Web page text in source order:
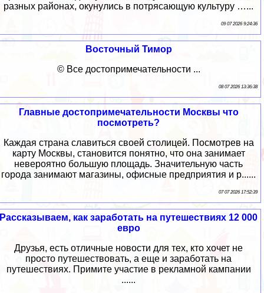
разных районах, окунулись в потрясающую культуру …...
09 07 2026 9:24:36
Восточный Тимор
© Все достопримечательности ...
08 07 2026 13:36:38
Главные достопримечательности Москвы что
посмотреть?
Каждая страна славиться своей столицей. Посмотрев на
карту Москвы, становится понятно, что она занимает
невероятно большую площадь. Значительную часть
города занимают магазины, офисные предприятия и р......
07 07 2026 17:52:39
Рассказываем, как заработать на путешествиях 12 000
евро
Друзья, есть отличные новости для тех, кто хочет не
просто путешествовать, а еще и заработать на
путешествиях. Примите участие в рекламной кампании
......